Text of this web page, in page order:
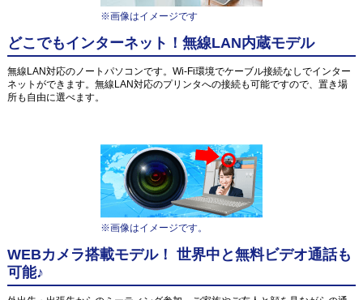
※画像はイメージです
どこでもインターネット！無線LAN内蔵モデル
無線LAN対応のノートパソコンです。Wi-Fi環境でケーブル接続なしでインター
ネットができます。無線LAN対応のプリンタへの接続も可能ですので、置き場
所も自由に選べます。
※画像はイメージです。
WEBカメラ搭載モデル！ 世界中と無料ビデオ通話も
可能♪